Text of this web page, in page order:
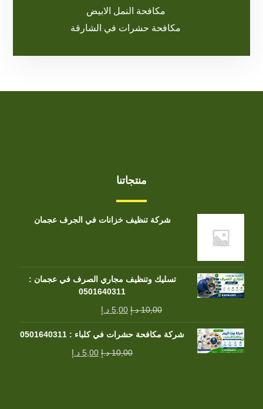
مكافحة النمل الابيض
مكافحة حشرات في الشارقة
منتجاتنا
شركة تنظيف خزانات في الجرف عجمان
تسليك وتنظيف مجاري الصرف في عجمان :
0501640311
10,00 د.إ 5,00 د.إ
شركة مكافحة حشرات في كلباء : 0501640311
10,00 د.إ 5,00 د.إ